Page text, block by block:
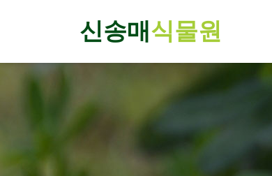
신송매 식물원